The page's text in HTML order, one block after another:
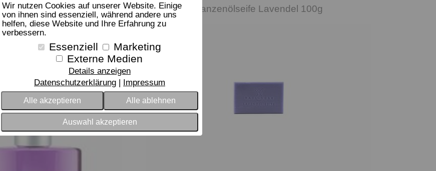
Wir nutzen Cookies auf unserer Website. Einige
von ihnen sind essenziell, während andere uns
helfen, diese Website und Ihre Erfahrung zu
verbessern.
Essenziell
Marketing
Externe Medien
Details anzeigen
Datenschutzerklärung
Impressum
Alle akzeptieren Alle ablehnen
Auswahl akzeptieren
Duschbad Lavendel
Haslinger Pflanzenölseife Lavendel 100g